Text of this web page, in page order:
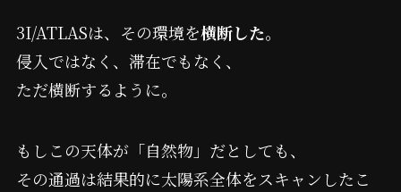
3I/ATLASは、その環境を横断した。
侵入ではなく、滞在でもなく、
ただ横断するように。
もしこの天体が「自然物」だとしても、
その通過は結果的に太陽系全体をスキャンしたこ